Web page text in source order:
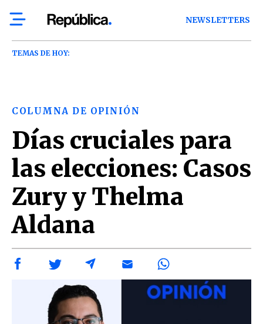
NEWSLETTERS
TEMAS DE HOY:
COLUMNA DE OPINIÓN
Días cruciales para
las elecciones: Casos
Zury y Thelma
Aldana